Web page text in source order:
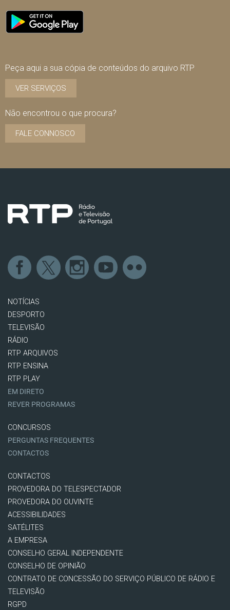
Peça aqui a sua cópia de conteúdos do arquivo RTP
VER SERVIÇOS
Não encontrou o que procura?
FALE CONNOSCO
NOTÍCIAS
DESPORTO
TELEVISÃO
RÁDIO
RTP ARQUIVOS
RTP ENSINA
RTP PLAY
EM DIRETO
REVER PROGRAMAS
CONCURSOS
PERGUNTAS FREQUENTES
CONTACTOS
CONTACTOS
PROVEDORA DO TELESPECTADOR
PROVEDORA DO OUVINTE
ACESSIBILIDADES
SATÉLITES
A EMPRESA
CONSELHO GERAL INDEPENDENTE
CONSELHO DE OPINIÃO
CONTRATO DE CONCESSÃO DO SERVIÇO PÚBLICO DE RÁDIO E
TELEVISÃO
RGPD